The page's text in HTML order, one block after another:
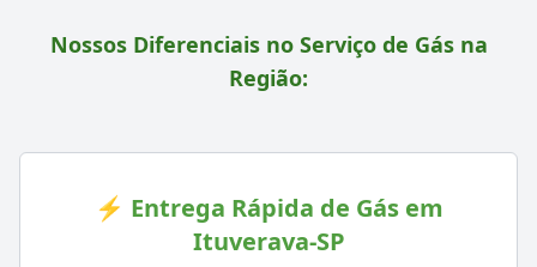
Nossos Diferenciais no Serviço de Gás na
Região:
⚡ Entrega Rápida de Gás em
Ituverava-SP